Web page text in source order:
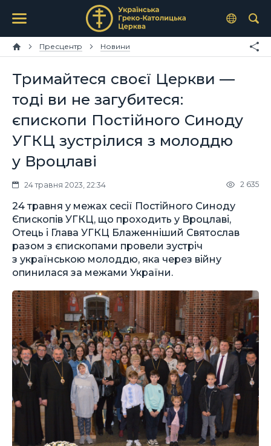
Пресцентр Новини
Тримайтеся своєї Церкви —
тоді ви не загубитеся:
єпископи Постійного Синоду
УГКЦ зустрілися з молоддю
у Вроцлаві
24 травня 2023, 22:34 2 635
24 травня у межах сесії Постійного Синоду
Єпископів УГКЦ, що проходить у Вроцлаві,
Отець і Глава УГКЦ Блаженніший Святослав
разом з єпископами провели зустріч
з українською молоддю, яка через війну
опинилася за межами України.